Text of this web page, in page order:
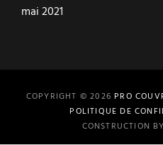
mai 2021
COPYRIGHT © 2026 PRO
POLITIQUE DE
CONSTRUCTION BY